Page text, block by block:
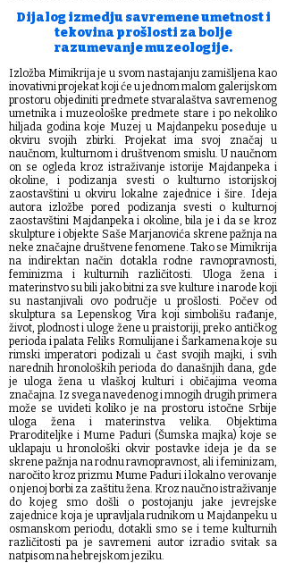
Dijalog izmedju savremene umetnost i
tekovina prošlosti za bolje
razumevanje muzeologije.
Izložba Mimikrija je u svom nastajanju zamišljena kao
inovativni projekat koji će u jednom malom galerijskom
prostoru objediniti predmete stvaralaštva savremenog
umetnika i muzeološke predmete stare i po nekoliko
hiljada godina koje Muzej u Majdanpeku poseduje u
okviru svojih zbirki. Projekat ima svoj značaj u
naučnom, kulturnom i društvenom smislu. U naučnom
on se ogleda kroz istraživanje istorije Majdanpeka i
okoline, i podizanja svesti o kulturno istorijskoj
zaostavštini u okviru lokalne zajednice i šire. Ideja
autora izložbe pored podizanja svesti o kulturnoj
zaostavštini Majdanpeka i okoline, bila je i da se kroz
skulpture i objekte Saše Marjanovića skrene pažnja na
neke značajne društvene fenomene. Tako se Mimikrija
na indirektan način dotakla rodne ravnopravnosti,
feminizma i kulturnih različitosti. Uloga žena i
materinstvo su bili jako bitni za sve kulture i narode koji
su nastanjivali ovo područje u prošlosti. Počev od
skulptura sa Lepenskog Vira koji simbolišu rađanje,
život, plodnost i uloge žene u praistoriji, preko antičkog
perioda i palata Feliks Romulijane i Šarkamena koje su
rimski imperatori podizali u čast svojih majki, i svih
narednih hronoloških perioda do današnjih dana, gde
je uloga žena u vlaškoj kulturi i običajima veoma
značajna. Iz svega navedenog i mnogih drugih primera
može se uvideti koliko je na prostoru istočne Srbije
uloga žena i materinstva velika. Objektima
Praroditeljke i Mume Paduri (Šumska majka) koje se
uklapaju u hronološki okvir postavke ideja je da se
skrene pažnja na rodnu ravnopravnost, ali i feminizam,
naročito kroz prizmu Mume Paduri i lokalno verovanje
o njenoj borbi za zaštitu žena. Kroz naučno istraživanje
do kojeg smo došli o postojanju jake jevrejske
zajednice koja je upravljala rudnikom u Majdanpeku u
osmanskom periodu, dotakli smo se i teme kulturnih
različitosti pa je savremeni autor izradio svitak sa
natpisom na hebrejskom jeziku.